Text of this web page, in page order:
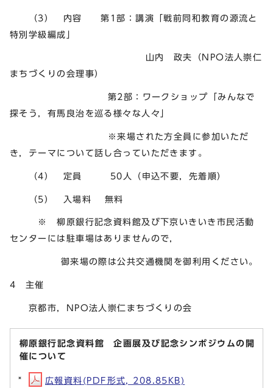
（3） 内容 第1部：講演「戦前同和教育の源流と
特別学級編成」
山内 政夫（NPO法人崇仁
まちづくりの会理事）
第2部：ワークショップ「みんなで
探そう，有馬良治を巡る様々な人々」
※来場された方全員に参加いただ
き，テーマについて話し合っていただきます。
（4） 定員 50人（申込不要，先着順）
（5） 入場料 無料
※ 柳原銀行記念資料館及び下京いきいき市民活動
センターには駐車場はありませんので，
御来場の際は公共交通機関を御利用ください。
4 主催
京都市，NPO法人崇仁まちづくりの会
柳原銀行記念資料館 企画展及び記念シンポジウムの開
催について
広報資料(PDF形式, 208.85KB)